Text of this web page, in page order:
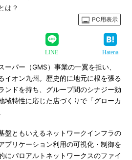
は？
PC用表示
LINE Hatena
パー（GMS）事業の一翼を担い、
イオン九州。歴史的に地元に根を張る
ンドを持ち、グループ間のシナジー効
域特性に応じた店づくりで「グローカ
盤ともいえるネットワークインフラの
プリケーション利用の可視化・制御を
にパロアルトネットワークスのファイ